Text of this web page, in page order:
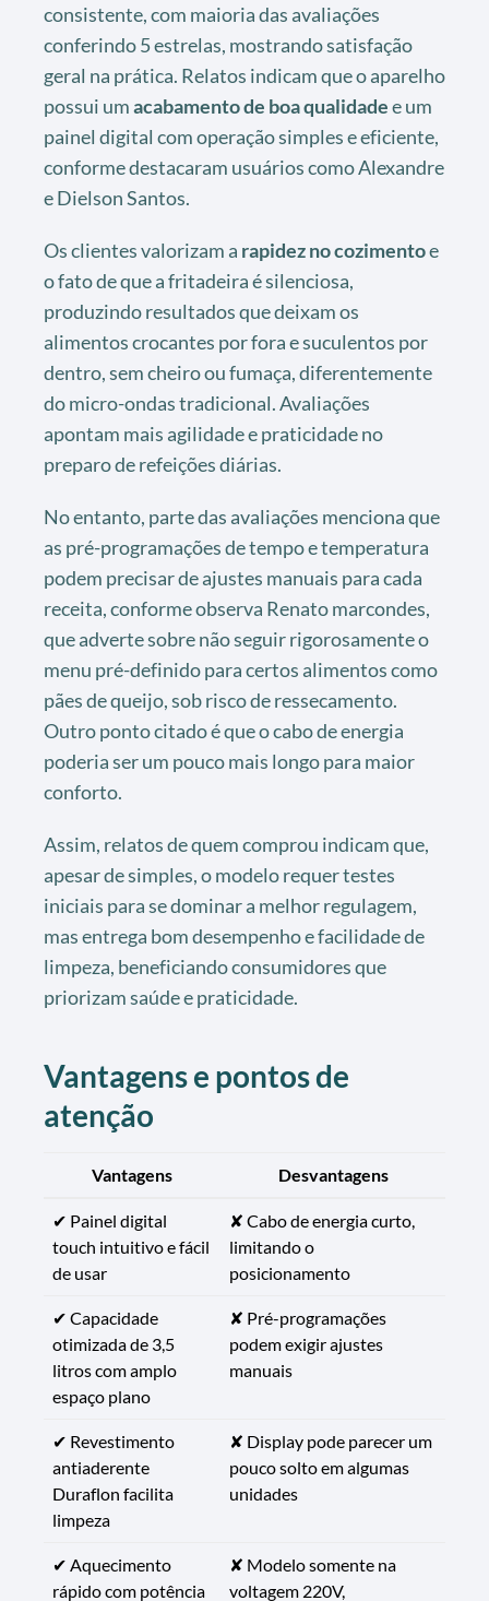
consistente, com maioria das avaliações
conferindo 5 estrelas, mostrando satisfação
geral na prática. Relatos indicam que o aparelho
possui umacabamento de boa qualidadee um
painel digital com operação simples e eficiente,
conforme destacaram usuários como Alexandre
e Dielson Santos.
Os clientes valorizam a rapidez no cozimentoe
o fato de que a fritadeira é silenciosa,
produzindo resultados que deixam os
alimentos crocantes por fora e suculentos por
dentro, sem cheiro ou fumaça, diferentemente
do micro-ondas tradicional. Avaliações
apontam mais agilidade e praticidade no
preparo de refeições diárias.
No entanto, parte das avaliações menciona que
as pré-programações de tempo e temperatura
podem precisar de ajustes manuais para cada
receita, conforme observa Renato marcondes,
que adverte sobre não seguir rigorosamente o
menu pré-definido para certos alimentos como
pães de queijo, sob risco de ressecamento.
Outro ponto citado é que o cabo de energia
poderia ser um pouco mais longo para maior
conforto.
Assim, relatos de quem comprou indicam que,
apesar de simples, o modelo requer testes
iniciais para se dominar a melhor regulagem,
mas entrega bom desempenho e facilidade de
limpeza, beneficiando consumidores que
priorizam saúde e praticidade.
Vantagens e pontos de
atenção
Vantagens Desvantagens
✔ Painel digital
touch intuitivo e fácil
de usar
✘ Cabo de energia curto,
limitando o
posicionamento
✔ Capacidade
otimizada de 3,5
litros com amplo
espaço plano
✘ Pré-programações
podem exigir ajustes
manuais
✔ Revestimento
antiaderente
Duraflon facilita
limpeza
✘ Display pode parecer um
pouco solto em algumas
unidades
✔ Aquecimento
rápido com potência
✘ Modelo somente na
voltagem 220V,